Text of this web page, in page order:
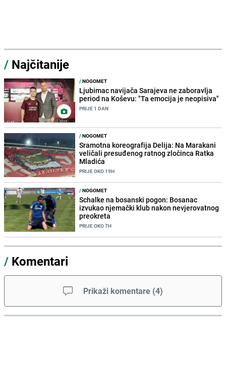
/ Najčitanije
/NOGOMET
Ljubimac navijača Sarajeva ne zaboravlja
period na Koševu: "Ta emocija je neopisiva"
PRIJE 1 DAN
/NOGOMET
Sramotna koreografija Delija: Na Marakani
veličali presuđenog ratnog zločinca Ratka
Mladića
PRIJE OKO 19H
/NOGOMET
Schalke na bosanski pogon: Bosanac
izvukao njemački klub nakon nevjerovatnog
preokreta
PRIJE OKO 7H
/ Komentari
Prikaži komentare (4)